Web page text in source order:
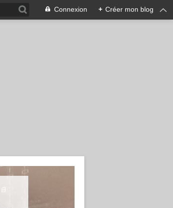
Connexion + Créer mon blog